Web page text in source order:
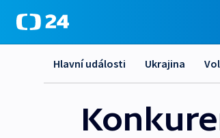
Hlavní události Ukrajina